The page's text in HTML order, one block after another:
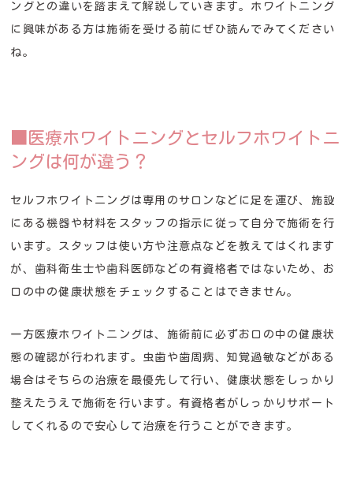
ングとの違いを踏まえて解説していきます。ホワイトニング
に興味がある方は施術を受ける前にぜひ読んでみてください
ね。
■医療ホワイトニングとセルフホワイトニ
ングは何が違う？
セルフホワイトニングは専用のサロンなどに足を運び、施設
にある機器や材料をスタッフの指示に従って自分で施術を行
います。スタッフは使い方や注意点などを教えてはくれます
が、歯科衛生士や歯科医師などの有資格者ではないため、お
口の中の健康状態をチェックすることはできません。
一方医療ホワイトニングは、施術前に必ずお口の中の健康状
態の確認が行われます。虫歯や歯周病、知覚過敏などがある
場合はそちらの治療を最優先して行い、健康状態をしっかり
整えたうえで施術を行います。有資格者がしっかりサポート
してくれるので安心して治療を行うことができます。